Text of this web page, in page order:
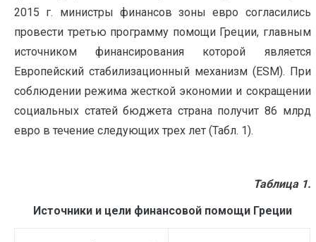
2015 г. министры финансов зоны евро согласились
провести третью программу помощи Греции, главным
источником финансирования которой является
Европейский стабилизационный механизм (ESM). При
соблюдении режима жесткой экономии и сокращении
социальных статей бюджета страна получит 86 млрд
евро в течение следующих трех лет (Табл. 1).
Таблица 1.
Источники и цели финансовой помощи Греции